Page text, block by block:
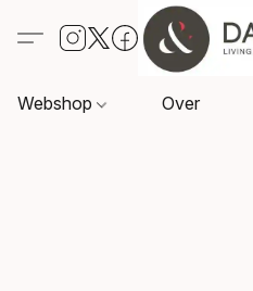
Webshop Over